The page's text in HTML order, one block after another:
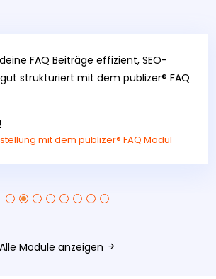
FAQ Beiträge effizient, SEO-
strukturiert mit dem publizer® FAQ
mit dem publizer® FAQ Modul
Alle Module anzeigen